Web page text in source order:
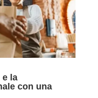
e la
con una